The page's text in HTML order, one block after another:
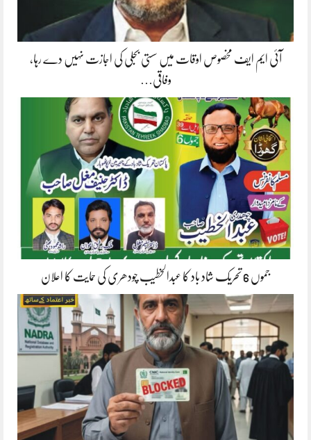
آئی ایم ایف مخصوص اوقات میں سستی بجلی کی اجازت نہیں دے رہا،
وفاقی…
جموں 6 تحریک شاد باد کا عبدالخطیب چودھری کی حمایت کا اعلان